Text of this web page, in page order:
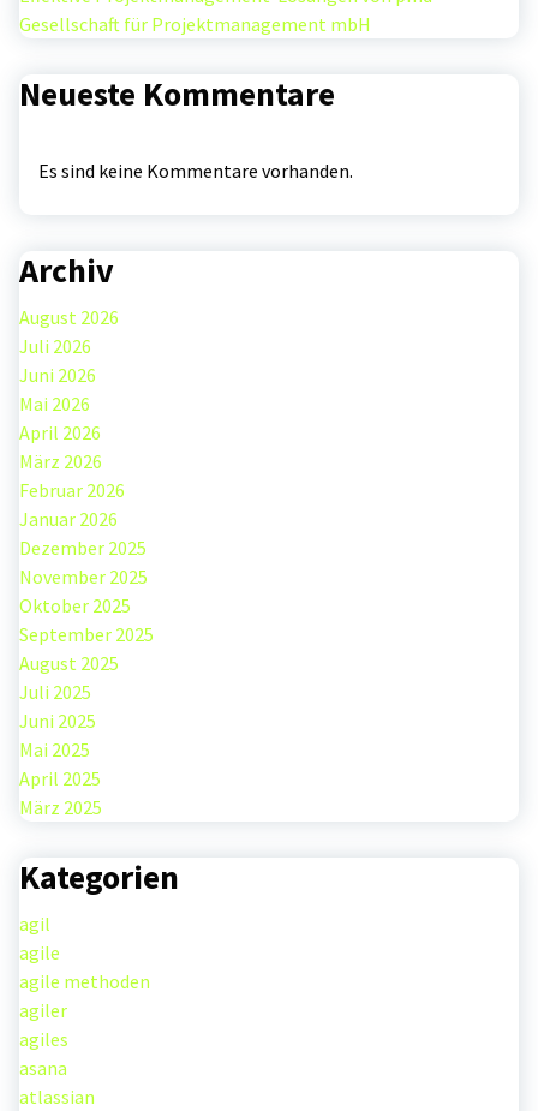
Gesellschaft für Projektmanagement mbH
Neueste Kommentare
Es sind keine Kommentare vorhanden.
Archiv
August 2026
Juli 2026
Juni 2026
Mai 2026
April 2026
März 2026
Februar 2026
Januar 2026
Dezember 2025
November 2025
Oktober 2025
September 2025
August 2025
Juli 2025
Juni 2025
Mai 2025
April 2025
März 2025
Kategorien
agil
agile
agile methoden
agiler
agiles
asana
atlassian